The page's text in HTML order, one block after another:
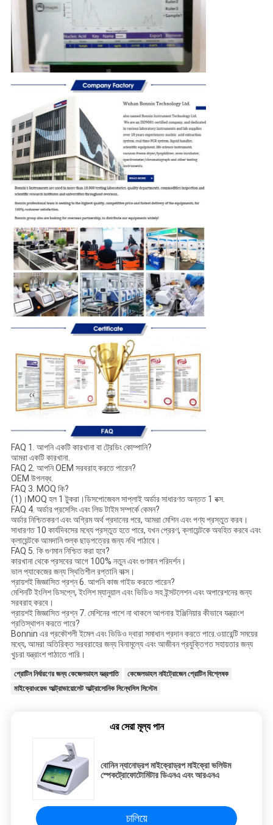
FAQ 1. আপনি একটি কারখানা বা ট্রেডিং কোম্পানি?
আমরা একটি কারখানা.
FAQ 2. আপনি OEM সরবরাহ করতে পারেন?
OEM উপলব্ধ.
FAQ 3. MOQ কি?
(1)।MOQ হল 1 টুকরা।ডিসপোজেবল সাপ্লাই অর্ডার সাধারণত অন্তত 1 বক্স.
FAQ 4. অর্ডার প্রসেসিং এবং লিড টাইম সম্পর্কে কেমন?
অর্ডার নিশ্চিতকরণ এবং অগ্রিম অর্থ প্রদানের পরে, আমরা মেশিন এবং পণ্য প্রস্তুত করব।
সাধারণত 10 কার্যদিবসের মধ্যে প্রস্তুত হতে পারে, যখন প্রেরণ, ক্লায়েন্টকে অবহিত করবে এবং
ক্লায়েন্টকে আমদানি শুল্ক ছাড়পত্রের জন্য নথি পাঠাবে।
FAQ 5. কি গুণমান নিশ্চিত করা হবে?
কারখানা থেকে প্রসবের আগে 100% নতুন এবং গুণমান পরিদর্শন।
ভাল প্যাকেজের জন্য স্থিতিশীল রপ্তানি বাক্স।
প্রায়শই জিজ্ঞাসিত প্রশ্ন 6. আপনি কাজ গাইড করতে পারেন?
মেশিনটি ইংলিশ ডিসপ্লে, ইংলিশ ম্যানুয়াল এবং ভিডিও সহ ইন্সটলেশন এবং অপারেশনের জন্য
সরবরাহ করবে।
প্রায়শই জিজ্ঞাসিত প্রশ্ন 7. মেশিনের পাশে না থাকলে আপনার ইঞ্জিনিয়ার কীভাবে যন্ত্রাংশ
প্রতিস্থাপন করতে পারে?
Bonnin এর প্রকৌশলী ইমেল এবং ভিডিও দ্বারা সমাধান প্রদান করতে পারে.ওয়ারেন্টি সময়ের
মধ্যে, আমরা অতিরিক্ত সরবরাহের জন্য বিনামূল্যে এবং আজীবন প্রযুক্তিগত সহায়তার জন্য
খুচরা যন্ত্রাংশ পাঠাতে পারি।
প্রোটিন নির্ধারণের জন্য কেজেলডাহল যন্ত্রপাতি
কেজেলডাহল নাইট্রোজেন প্রোটিন বিশ্লেষক
মাইক্রোওয়েভ আল্ট্রাভায়োলেট আল্ট্রাসোনিক সিন্থেসিস সিস্টেম
এর সেরা মূল্য পান
বোনিন ন্যানোড্রপ মাইক্রোড্রপ মাইক্রো ভলিউম
স্পেকট্রোফোটোমিটার ডিএনএ এবং আরএনএ
চালিয়ে